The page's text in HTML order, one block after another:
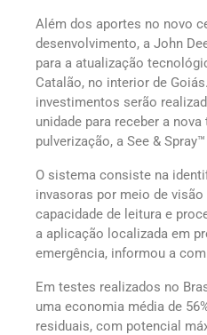
Além dos aportes no novo
desenvolvimento, a John
para a atualização
Catalão, no interior de
investimentos serão
unidade para receber a
pulverização, a See &
O sistema consiste na
invasoras por meio de
capacidade de leitura e
a aplicação localizada em
emergência, informou a
Em testes realizados no
uma economia média de
residuais, com potencial